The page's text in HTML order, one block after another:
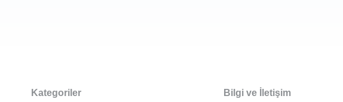
Kategoriler Bilgi ve İletişim